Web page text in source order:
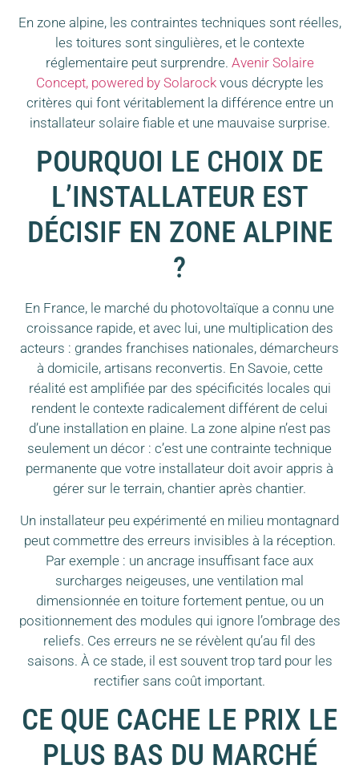
En zone alpine, les contraintes techniques sont réelles,
les toitures sont singulières, et le contexte
réglementaire peut surprendre. Avenir Solaire
Concept, powered by Solarock vous décrypte les
critères qui font véritablement la différence entre un
installateur solaire fiable et une mauvaise surprise.
POURQUOI LE CHOIX DE
L’INSTALLATEUR EST
DÉCISIF EN ZONE ALPINE
?
En France, le marché du photovoltaïque a connu une
croissance rapide, et avec lui, une multiplication des
acteurs : grandes franchises nationales, démarcheurs
à domicile, artisans reconvertis. En Savoie, cette
réalité est amplifiée par des spécificités locales qui
rendent le contexte radicalement différent de celui
d’une installation en plaine. La zone alpine n’est pas
seulement un décor : c’est une contrainte technique
permanente que votre installateur doit avoir appris à
gérer sur le terrain, chantier après chantier.
Un installateur peu expérimenté en milieu montagnard
peut commettre des erreurs invisibles à la réception.
Par exemple : un ancrage insuffisant face aux
surcharges neigeuses, une ventilation mal
dimensionnée en toiture fortement pentue, ou un
positionnement des modules qui ignore l’ombrage des
reliefs. Ces erreurs ne se révèlent qu’au fil des
saisons. À ce stade, il est souvent trop tard pour les
rectifier sans coût important.
CE QUE CACHE LE PRIX LE
PLUS BAS DU MARCHÉ